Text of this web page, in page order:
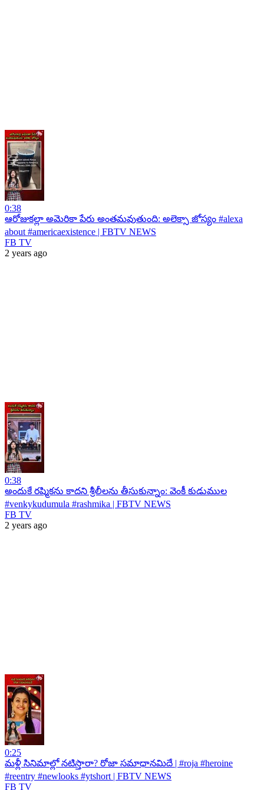
0:38
ఆరోజుకల్లా అమెరికా పేరు అంతమవుతుంది: అలెక్సా జోస్యం #alexa
about #americaexistence | FBTV NEWS
FB TV
2 years ago
0:38
అందుకే రష్మికను కాదని శ్రీలీలను తీసుకున్నాం: వెంకీ కుడుముల
#venkykudumula #rashmika | FBTV NEWS
FB TV
2 years ago
0:25
మళ్లీ సినిమాల్లో నటిస్తారా? రోజా సమాధానమిదే | #roja #heroine
#reentry #newlooks #ytshort | FBTV NEWS
FB TV